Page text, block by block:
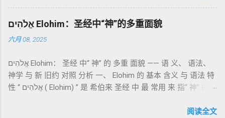
祭 （asham）：针对特定罪行的赔偿与赎回。 这些制度不是单
纯宗教仪式，而是 神提供给罪人恢复关系的方式 。 希伯来文
祂的子民得洁净并维系同在。 三、祭司制度与敬拜秩序 亚伦与
记》强调他们的洁净、服饰、行为都必须与神的圣洁相称。 祭
司是 圣所的看守者、律法的教导者与百姓的代求者 。他们的失
败（如拿答与亚比户擅献凡火）立刻带来神的审判（利10
限 第11–15章讲述关于食物、疾病（如大麻风）、体液等“洁净
吉兹语（埃塞俄比亚语） 保存， 死海古卷 出土了多份 阿拉姆
语 残卷，另有 希腊文 片段，显示其广泛流传。 《一以诺书》
大体由五部分组成（作者与年代各异）： 《守望者之书》（1–
通婚、巨人（尼非利人）的出现，以及神对其囚禁与审判。
《比喻/相似喻之书》（37–71） ：频繁出现“ 那位人子/拣选
者/义者 ”，刻画末世审判与王权。 《天文之书》（72–82） ：
：以异象回顾以色列史并预示末世。 《以诺书信》（91–108）
אֱלֹהִים Elohim：圣经中“神”的多重面貌
六月 08, 2025
אֱלֹהִים Elohim： 圣经 中“ 神” 的 多重 面貌 —— 语 义、 语法、
神学 与 新 旧约 对照 分析 一、 Elohim 的 基本 含义 与 语法 特
性 “ אֱלֹהִים ( Elohim) ” 是 希伯来 圣经 中 最 常用 来 指“ 神” 的
者”。 ✦ 语法 现象： Elohim 是 一个 复数 形式 （“- im” 后阅读全文